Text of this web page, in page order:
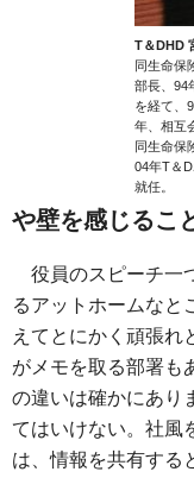
T＆DHD
同生命保
部長、94
を経て、
年、相互
同生命保
04年T＆
就任。
や壁を感じるこ
役員のスピーチ一
るアットホームなと
えてとにかく頑張れ
がメモを取る部署も
の違いは確かにあり
てはいけない。社風
は、情報を共有する